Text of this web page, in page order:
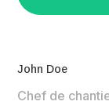
John Doe
Chef de